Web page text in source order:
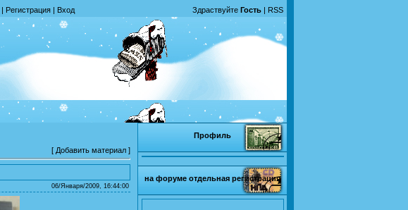
| Регистрация | Вход Здраствуйте Гость | RSS
[ Добавить материал ]
06/Января/2009, 16:44:00
Профиль
на форуме отдельная регистрация